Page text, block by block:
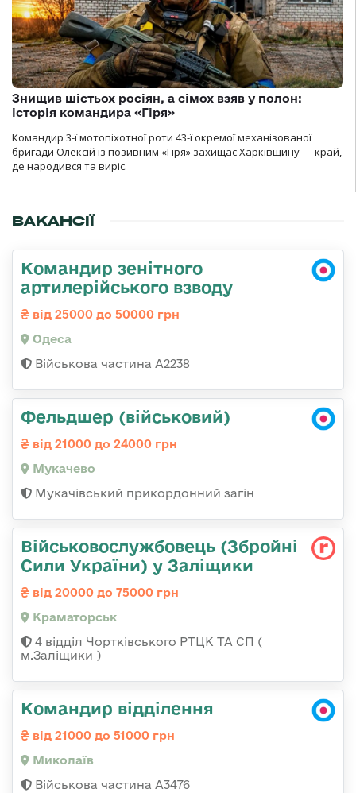
Знищив шістьох росіян, а сімох взяв у полон:
історія командира «Гіря»
Командир 3-ї мотопіхотної роти 43-ї окремої механізованої
бригади Олексій із позивним «Гіря» захищає Харківщину — край,
де народився та виріс.
ВАКАНСІЇ
Командир зенітного
артилерійського взводу
від 25000 до 50000 грн
Одеса
Військова частина А2238
Фельдшер (військовий)
від 21000 до 24000 грн
Мукачево
Мукачівський прикордонний загін
Військовослужбовець (Збройні
Сили України) у Заліщики
від 20000 до 75000 грн
Краматорськ
4 відділ Чортківського РТЦК ТА СП (
м.Заліщики )
Командир відділення
від 21000 до 51000 грн
Миколаїв
Військова частина А3476